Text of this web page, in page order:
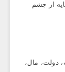
از چشم
دولت، مال،